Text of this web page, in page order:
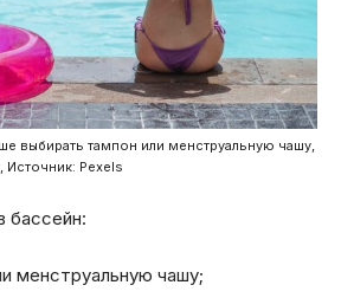
выбирать тампон или менструальную чашу,
Источник: Pexels
бассейн:
менструальную чашу;